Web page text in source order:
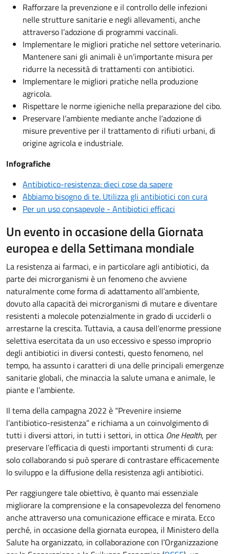
Rafforzare la prevenzione e il controllo delle infezioni
nelle strutture sanitarie e negli allevamenti, anche
attraverso l’adozione di programmi vaccinali.
Implementare le migliori pratiche nel settore veterinario.
Mantenere sani gli animali è un’importante misura per
ridurre la necessità di trattamenti con antibiotici.
Implementare le migliori pratiche nella produzione
agricola.
Rispettare le norme igieniche nella preparazione del cibo.
Preservare l’ambiente mediante anche l’adozione di
misure preventive per il trattamento di rifiuti urbani, di
origine agricola e industriale.
Infografiche
Antibiotico-resistenza: dieci cose da sapere
Abbiamo bisogno di te. Utilizza gli antibiotici con cura
Per un uso consapevole - Antibiotici efficaci
Un evento in occasione della Giornata
europea e della Settimana mondiale
La resistenza ai farmaci, e in particolare agli antibiotici, da
parte dei microrganismi è un fenomeno che avviene
naturalmente come forma di adattamento all’ambiente,
dovuto alla capacità dei microrganismi di mutare e diventare
resistenti a molecole potenzialmente in grado di ucciderli o
arrestarne la crescita. Tuttavia, a causa dell’enorme pressione
selettiva esercitata da un uso eccessivo e spesso improprio
degli antibiotici in diversi contesti, questo fenomeno, nel
tempo, ha assunto i caratteri di una delle principali emergenze
sanitarie globali, che minaccia la salute umana e animale, le
piante e l’ambiente.
Il tema della campagna 2022 è “Prevenire insieme
l’antibiotico-resistenza” e richiama a un coinvolgimento di
tutti i diversi attori, in tutti i settori, in ottica One Health, per
preservare l’efficacia di questi importanti strumenti di cura:
solo collaborando si può sperare di contrastare efficacemente
lo sviluppo e la diffusione della resistenza agli antibiotici.
Per raggiungere tale obiettivo, è quanto mai essenziale
migliorare la comprensione e la consapevolezza del fenomeno
anche attraverso una comunicazione efficace e mirata. Ecco
perché, in occasione della giornata europea, il Ministero della
Salute ha organizzato, in collaborazione con l’Organizzazione